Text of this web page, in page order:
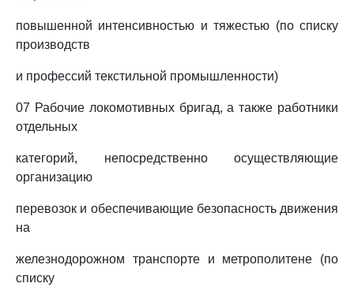
повышенной интенсивностью и тяжестью (по списку
производств
и профессий текстильной промышленности)
07 Рабочие локомотивных бригад, а также работники
отдельных
категорий, непосредственно осуществляющие
организацию
перевозок и обеспечивающие безопасность движения
на
железнодорожном транспорте и метрополитене (по
списку